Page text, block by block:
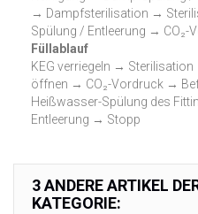
→ Dampfsterilisation →
Spülung / Entleerung → CO₂-
Füllablauf
KEG verriegeln →
öffnen → CO₂-Vordruck →
Heißwasser-Spülung des
Entleerung → Stopp
3 ANDERE ARTIKEL
KATEGORIE: